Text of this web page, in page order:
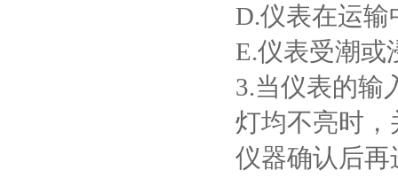
D.仪表在运输
E.仪表受潮或
3.当仪表的输
灯均不亮时
仪器确认后